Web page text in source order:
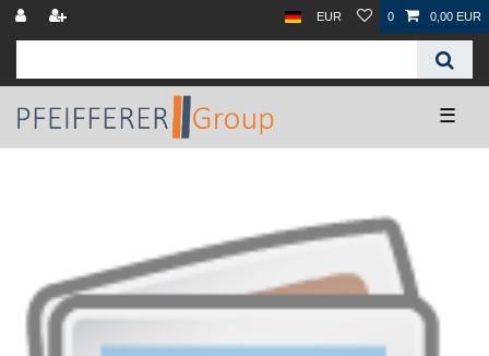
EUR 0 0,00 EUR
☰